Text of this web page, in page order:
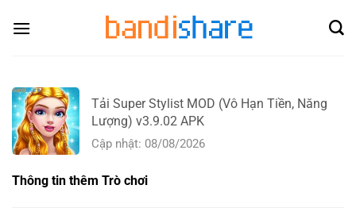
Tải Super Stylist MOD (Vô Hạn Tiền, Năng
Lượng) v3.9.02 APK
Cập nhật: 08/08/2026
Thông tin thêm Trò chơi